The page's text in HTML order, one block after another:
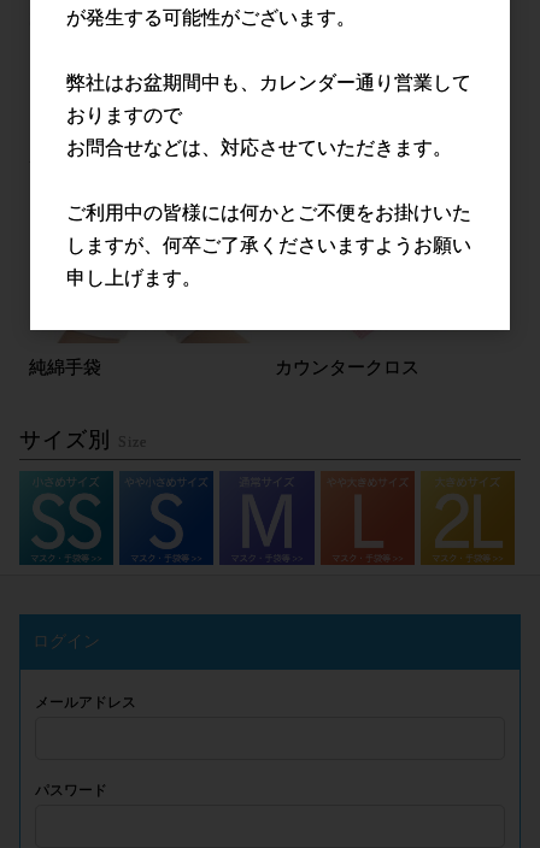
ポリエチレン手袋 マスク
純綿手袋 カウンタークロス
サイズ別
ログイン
メールアドレス
パスワード
が発生する可能性がございます。
弊社はお盆期間中も、カレンダー通り営業して
おりますので
お問合せなどは、対応させていただきます。
ご利用中の皆様には何かとご不便をお掛けいた
しますが、何卒ご了承くださいますようお願い
申し上げます。